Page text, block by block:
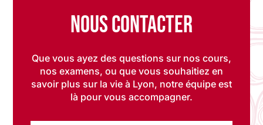
Nous contacter
Que vous ayez des questions sur nos cours,
nos examens, ou que vous souhaitiez en
savoir plus sur la vie à Lyon, notre équipe est
là pour vous accompagner.